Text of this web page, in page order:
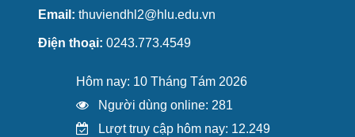
Email: thuviendhl2@hlu.edu.vn
Điện thoại: 0243.773.4549
Hôm nay: 10 Tháng Tám 2026
Người dùng online: 281
Lượt truy cập hôm nay: 12.249